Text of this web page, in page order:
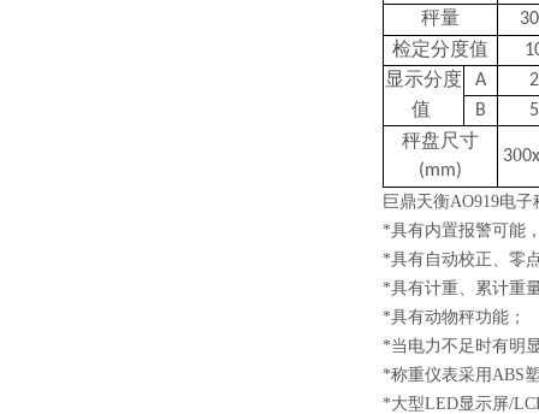
秤量
检定分度值
显示分度
值
A
B
秤盘尺寸
(mm)
30
巨鼎天衡AO919电
*具有内置报警可能
*具有自动校正、零
*具有计重、累计重
*具有动物秤功能；
*当电力不足时有明
*称重仪表采用ABS
*大型LED显示屏/